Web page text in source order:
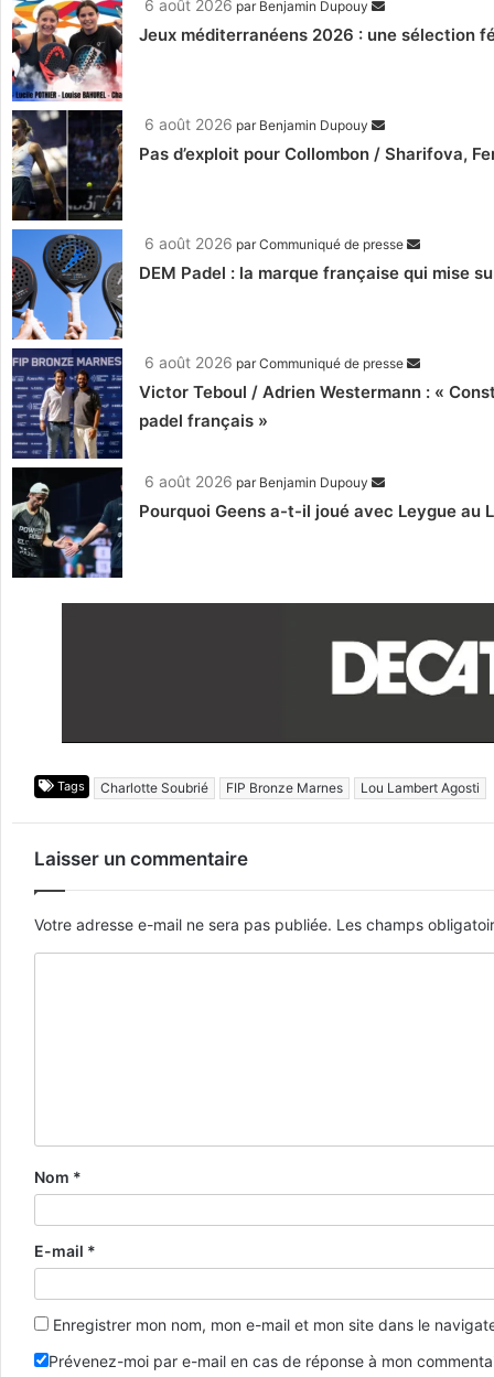
6 août 2026 par Benjamin Dupouy
Jeux méditerranéens 2026 : une sélection
6 août 2026 par Benjamin Dupouy
Pas d’exploit pour Collombon / Sharifova,
6 août 2026 parCommuniqué de presse
DEM Padel : la marque française qui mise
6 août 2026 parCommuniqué de presse
Victor Teboul / Adrien Westermann : «
padel français »
6 août 2026 par Benjamin Dupouy
Pourquoi Geens a-t-il joué avec Leygue au
Tags Charlotte Soubrié FIP Bronze Marnes Lou Lambert Agosti
Laisser un commentaire
Votre adresse e-mail ne sera pas publiée. Les champs
Nom *
E-mail *
Enregistrer mon nom, mon e-mail et mon site dans le
Prévenez-moi par e-mail en cas de réponse à mon